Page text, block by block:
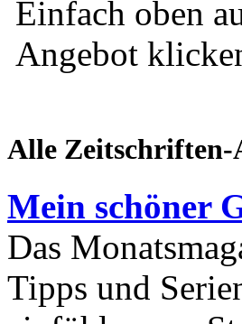
Einfach oben
Angebot
Alle Zeitschriften-
Mein schöner
Das
Tipps und